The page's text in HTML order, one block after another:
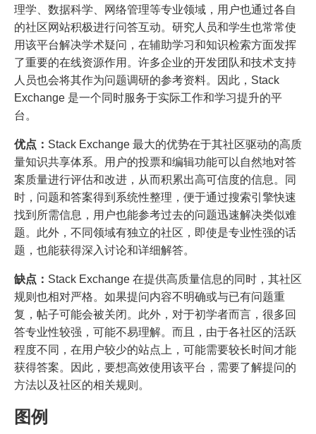
理学、数据科学、网络管理等专业领域，用户也通过各自
的社区网站积极进行问答互动。研究人员和学生也常常使
用该平台解决学术疑问，在辅助学习和知识检索方面发挥
了重要的在线资源作用。许多企业的开发团队和技术支持
人员也会将其作为问题调研的参考资料。因此，Stack
Exchange 是一个同时服务于实际工作和学习提升的平
台。
优点： Stack Exchange 最大的优势在于其社区驱动的高质
量知识共享体系。用户的投票和编辑功能可以自然地对答
案质量进行评估和改进，从而积累出高可信度的信息。同
时，问题和答案得到系统性整理，便于通过搜索引擎快速
找到所需信息，用户也能参考过去的问题迅速解决类似难
题。此外，不同领域有独立的社区，即使是专业性强的话
题，也能获得深入讨论和详细解答。
缺点 ： Stack Exchange 在提供高质量信息的同时，其社区
规则也相对严格。如果提问内容不明确或与已有问题重
复，帖子可能会被关闭。此外，对于初学者而言，很多回
答专业性较强，可能不易理解。而且，由于各社区的活跃
程度不同，在用户较少的站点上，可能需要较长时间才能
获得答案。因此，要想高效使用该平台，需要了解提问的
方法以及社区的相关规则。
图例